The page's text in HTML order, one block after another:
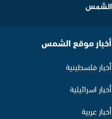
أخبار موقع الشمس
أخبار فلسطينية
أخبار اسرائيلية
أخبار عربية